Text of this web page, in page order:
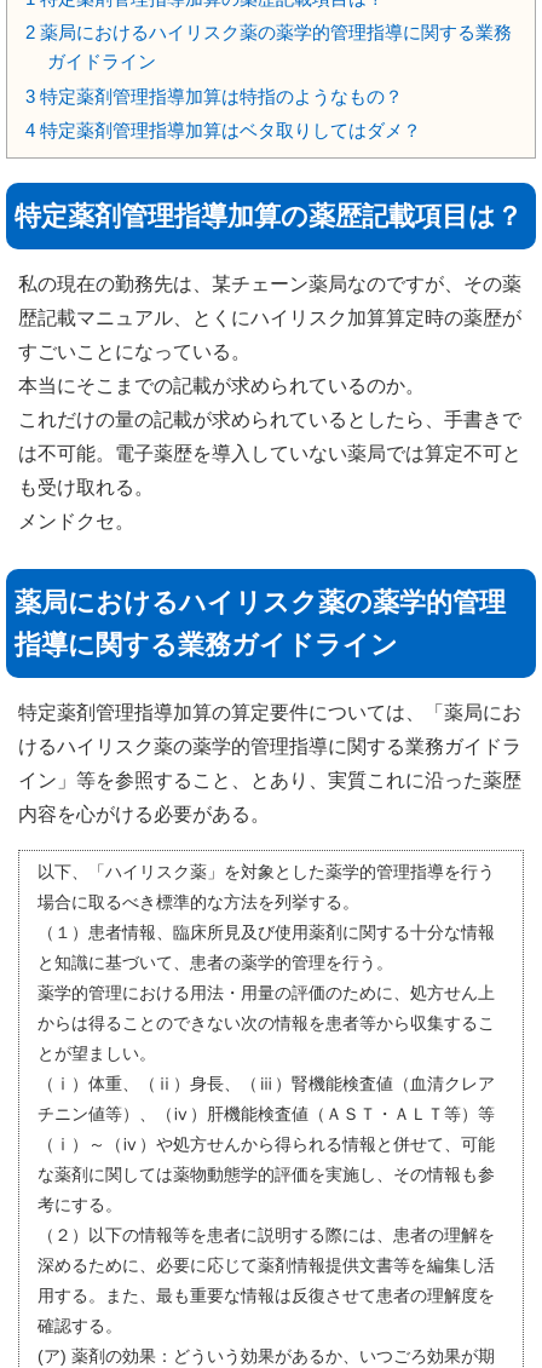
2 薬局におけるハイリスク薬の薬学的管理指導に関する業務
ガイドライン
3 特定薬剤管理指導加算は特指のようなもの？
4 特定薬剤管理指導加算はベタ取りしてはダメ？
特定薬剤管理指導加算の薬歴記載項目は？
私の現在の勤務先は、某チェーン薬局なのですが、その薬
歴記載マニュアル、とくにハイリスク加算算定時の薬歴が
すごいことになっている。
本当にそこまでの記載が求められているのか。
これだけの量の記載が求められているとしたら、手書きで
は不可能。電子薬歴を導入していない薬局では算定不可と
も受け取れる。
メンドクセ。
薬局におけるハイリスク薬の薬学的管理
指導に関する業務ガイドライン
特定薬剤管理指導加算の算定要件については、「薬局にお
けるハイリスク薬の薬学的管理指導に関する業務ガイドラ
イン」等を参照すること、とあり、実質これに沿った薬歴
内容を心がける必要がある。
以下、「ハイリスク薬」を対象とした薬学的管理指導を行う
場合に取るべき標準的な方法を列挙する。
（１）患者情報、臨床所見及び使用薬剤に関する十分な情報
と知識に基づいて、患者の薬学的管理を行う。
薬学的管理における用法・用量の評価のために、処方せん上
からは得ることのできない次の情報を患者等から収集するこ
とが望ましい。
（ⅰ）体重、（ⅱ）身長、（ⅲ）腎機能検査値（血清クレア
チニン値等）、（ⅳ）肝機能検査値（ＡＳＴ・ＡＬＴ等）等
（ⅰ）～（ⅳ）や処方せんから得られる情報と併せて、可能
な薬剤に関しては薬物動態学的評価を実施し、その情報も参
考にする。
（２）以下の情報等を患者に説明する際には、患者の理解を
深めるために、必要に応じて薬剤情報提供文書等を編集し活
用する。また、最も重要な情報は反復させて患者の理解度を
確認する。
(ア) 薬剤の効果：どういう効果があるか、いつごろ効果が期